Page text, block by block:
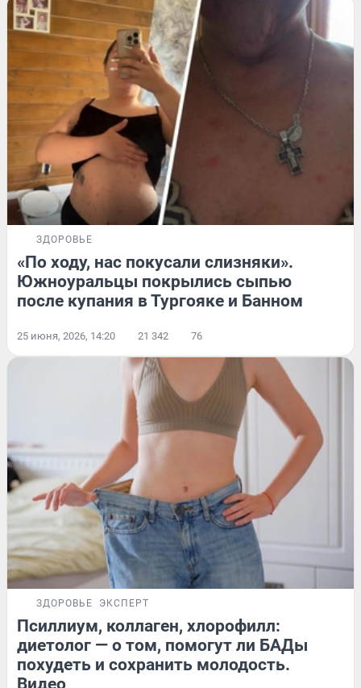
ЗДОРОВЬЕ
«По ходу, нас покусали слизняки».
Южноуральцы покрылись сыпью
после купания в Тургояке и Банном
25 июня, 2026, 14:20 21 342 76
ЗДОРОВЬЕ ЭКСПЕРТ
Псиллиум, коллаген, хлорофилл:
диетолог — о том, помогут ли БАДы
похудеть и сохранить молодость.
Видео